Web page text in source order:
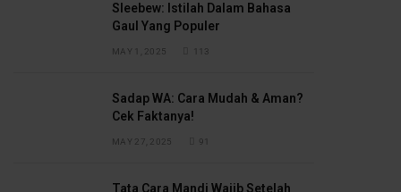
Sleebew: Istilah Dalam Bahasa
Gaul Yang Populer
MAY 1, 2025 113
Sadap WA: Cara Mudah & Aman?
Cek Faktanya!
MAY 27, 2025 91
Tata Cara Mandi Wajib Setelah